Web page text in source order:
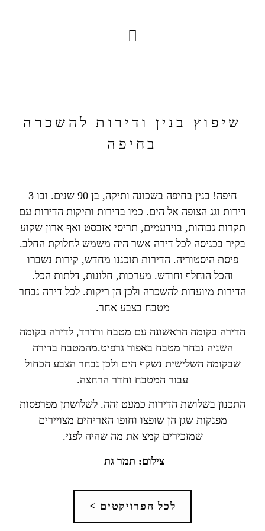
שיפוץ בנין ודירות להשכרה
בחיפה
חיפה! בנין בחיפה בשכונה ותיקה, בן 90 שנים. ובו 3
דירות וגג הצופה אל הים. כמו בדירות ותיקות הדירות עם
תקרות גבוהות, בוידעמים, תריסי אזבסט ואף ארון שקוע
בקיר בכניסה לכל דירה אשר היה משמש לחלוקת החלב.
פיסת היסטוריה. הדירות תוכננו מחדש, קירות נשברו
והכל הוחלף וחודש. מערכות, חלונות, דלתות הכל.
הדירות מיועדות להשכרה ולכן הן ריקות. לכל דירה נבחר
מטבח בצבע אחר.
הדירה בקומה הראשונה עם מטבח ורדרד, לדירה בקומה
השניה נבחר מטבח באפור גרפיט.מהמטבח בדירה
שבקומה השלישית נשקף הים ולכן נבחר הצבע הכחול
עבור המטבח וחדר הרחצה.
התכנון בשלושת הדירות כמעט זהה. לשלושתן מפרפסות
מפנקות שגן הן שופצו וחופו האריחים מצויירים
שמזכירים קמצ את מה שהיה לפני.
צילום: תמר גת
לכל הפרויקטים >